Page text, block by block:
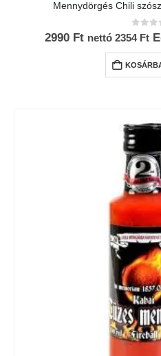
Mennydörgés Chili
0 az
2990 Ft nettó 2354 Ft